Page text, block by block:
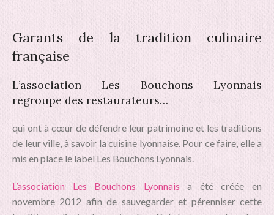
Garants de la tradition culinaire
française
L’association Les Bouchons Lyonnais
regroupe des restaurateurs…
qui ont à cœur de défendre leur patrimoine et les traditions
de leur ville, à savoir la cuisine lyonnaise. Pour ce faire, elle a
mis en place le label Les Bouchons Lyonnais.
L’association Les Bouchons Lyonnais a été créée en
novembre 2012 afin de sauvegarder et pérenniser cette